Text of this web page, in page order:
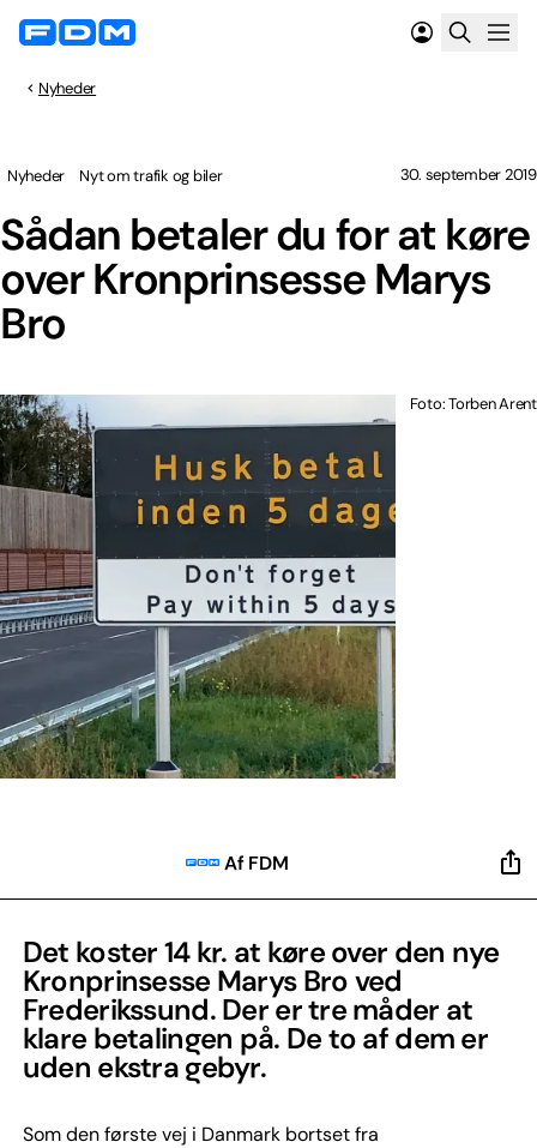
Nyheder
Sådan betaler du for at køre
over Kronprinsesse Marys
Bro
Nyheder Nyt om trafik og biler 30. september 2019
Foto: Torben Arent
Af FDM
Det koster 14 kr. at køre over den nye
Kronprinsesse Marys Bro ved
Frederikssund. Der er tre måder at
klare betalingen på. De to af dem er
uden ekstra gebyr.
Som den første vej i Danmark bortset fra